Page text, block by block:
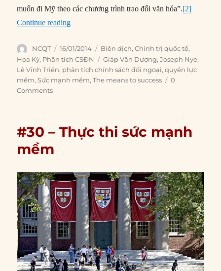
muốn đi Mỹ theo các chương trình trao đổi văn hóa”.[2]
Continue reading“#110 – Sức mạnh mềm và chính sách đối
Author
NCQT
Posted
on
16/01/2014 Categories
Biên dịch,Chính trị quốc tế,
Hoa Kỳ, Phân tích CSĐN Tags
Giáp Văn Dương,Joseph Nye,
Lê Vĩnh Triển, phân tích chính sách đối ngoại,quyền lực
mềm,Sức mạnh mềm,The means to success
0
Comments
#30 – Thực thi sức mạnh
mềm